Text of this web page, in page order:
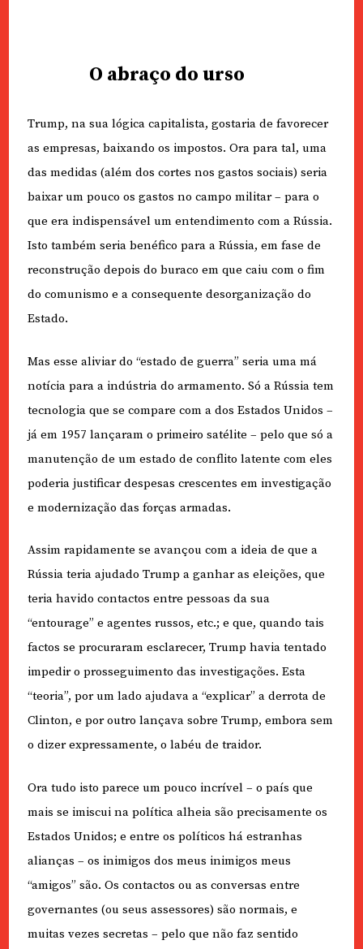
O abraço do urso
Trump, na sua lógica capitalista, gostaria de favorecer
as empresas, baixando os impostos. Ora para tal, uma
das medidas (além dos cortes nos gastos sociais) seria
baixar um pouco os gastos no campo militar – para o
que era indispensável um entendimento com a Rússia.
Isto também seria benéfico para a Rússia, em fase de
reconstrução depois do buraco em que caiu com o fim
do comunismo e a consequente desorganização do
Estado.
Mas esse aliviar do “estado de guerra” seria uma má
notícia para a indústria do armamento. Só a Rússia tem
tecnologia que se compare com a dos Estados Unidos –
já em 1957 lançaram o primeiro satélite – pelo que só a
manutenção de um estado de conflito latente com eles
poderia justificar despesas crescentes em investigação
e modernização das forças armadas.
Assim rapidamente se avançou com a ideia de que a
Rússia teria ajudado Trump a ganhar as eleições, que
teria havido contactos entre pessoas da sua
“entourage” e agentes russos, etc.; e que, quando tais
factos se procuraram esclarecer, Trump havia tentado
impedir o prosseguimento das investigações. Esta
“teoria”, por um lado ajudava a “explicar” a derrota de
Clinton, e por outro lançava sobre Trump, embora sem
o dizer expressamente, o labéu de traidor.
Ora tudo isto parece um pouco incrível – o país que
mais se imiscui na política alheia são precisamente os
Estados Unidos; e entre os políticos há estranhas
alianças – os inimigos dos meus inimigos meus
“amigos” são. Os contactos ou as conversas entre
governantes (ou seus assessores) são normais, e
muitas vezes secretas – pelo que não faz sentido